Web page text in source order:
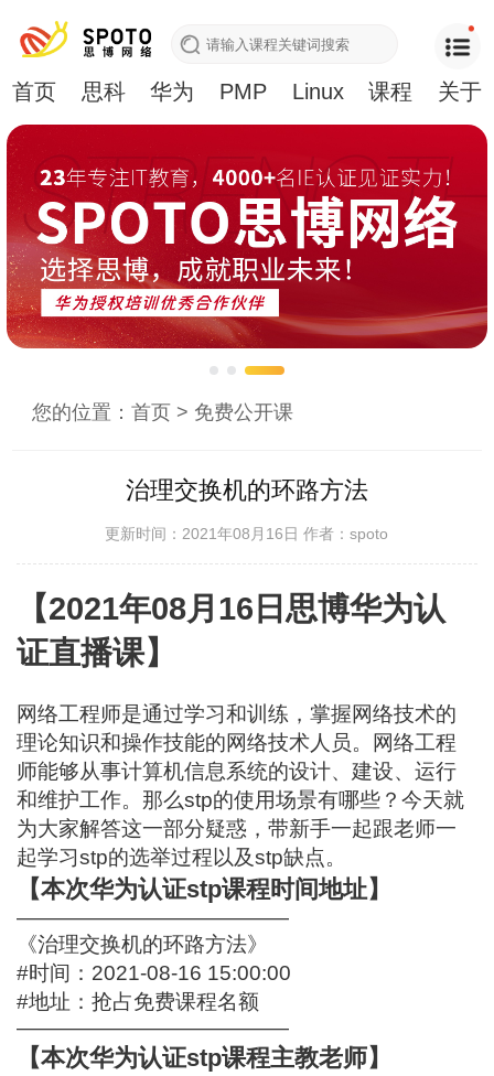
首页 思科 华为 PMP Linux 课程 关于
您的位置：首页 > 免费公开课
治理交换机的环路方法
更新时间：2021年08月16日作者：spoto
【2021年08月16日思博华为认
证直播课】
网络工程师是通过学习和训练，掌握网络技术的
理论知识和操作技能的网络技术人员。网络工程
师能够从事计算机信息系统的设计、建设、运行
和维护工作。那么stp的使用场景有哪些？今天就
为大家解答这一部分疑惑，带新手一起跟老师一
起学习stp的选举过程以及stp缺点。
【本次华为认证stp课程时间地址】
—————————————
《治理交换机的环路方法》
#时间：2021-08-16 15:00:00
#地址：抢占免费课程名额
—————————————
【本次华为认证stp课程主教老师】